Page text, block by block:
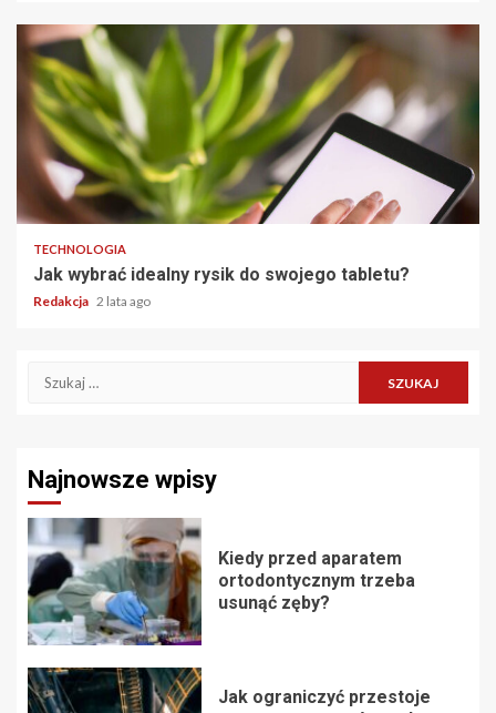
TECHNOLOGIA
Jak wybrać idealny rysik do swojego tabletu?
Redakcja 2 lata ago
Szukaj:
Najnowsze wpisy
Kiedy przed aparatem
ortodontycznym trzeba
usunąć zęby?
Jak ograniczyć przestoje